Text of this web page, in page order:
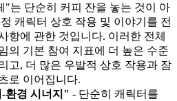
"는 단순히 커피 잔을 놓는 것이 아
캐릭터 상호 작용 및 이야기를 전
항에 관한 것입니다. 이러한 전체
의 기본 참여 지표에 더 높은 수준
고, 더 많은 우발적 상호 작용과 잠
로 이어집니다.
환경 시너지" - 단순히 캐릭터를